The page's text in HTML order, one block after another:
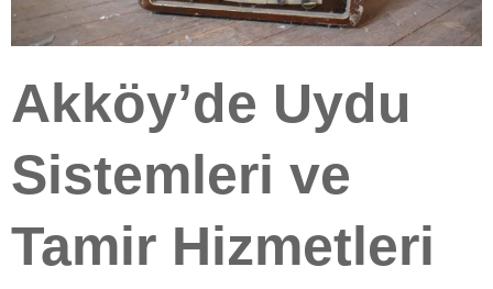
Akköy’de Uydu
Sistemleri ve
Tamir Hizmetleri